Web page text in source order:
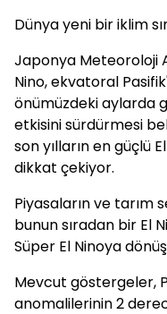
Dünya yeni bir iklim
Japonya Meteoroloji
Nino, ekvatoral
önümüzdeki aylarda
etkisini sürdürmesi
son yılların en güçlü
dikkat çekiyor.
Piyasaların ve tarım
bunun sıradan bir El
Süper El Ninoya
Mevcut göstergeler,
anomalilerinin 2